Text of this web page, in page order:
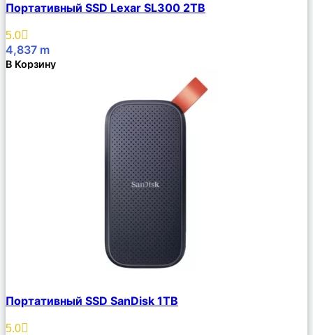
Описание
Избранное
Портативный SSD Lexar SL300 2TB
5.0
4,837 m
В Корзину
Описание
Избранное
Портативный SSD SanDisk 1TB
5.0